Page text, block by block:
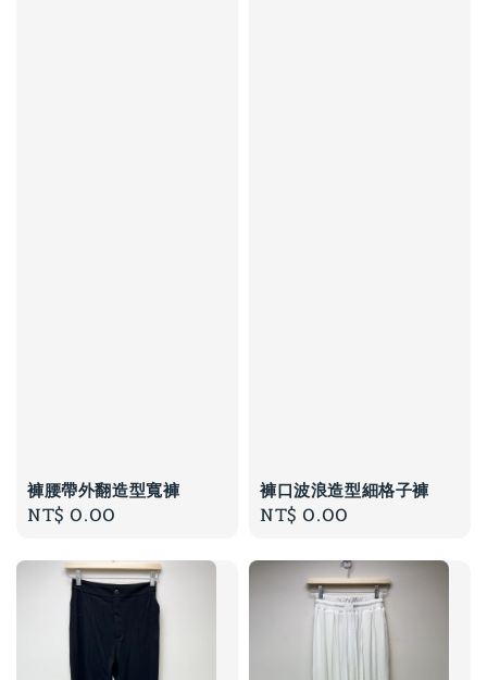
褲腰帶外翻造型寬褲
Regular
NT$ 0.00
褲口波浪造型細格子褲
Regular
NT$ 0.00